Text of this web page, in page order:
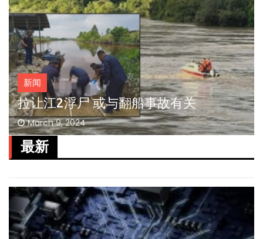
新闻
拉让江2浮尸 或与翻船事故有关
March 9, 2024
最新